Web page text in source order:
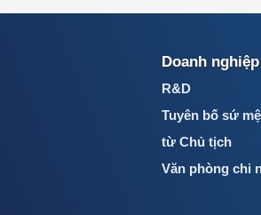
Doanh nghiệp
R&D
Tuyên bố sứ
từ Chủ tịch
Văn phòng chi